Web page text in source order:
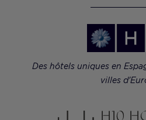
Des hôtels uniques en
villes